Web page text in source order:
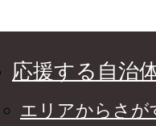
応援する自治
エリアからさが